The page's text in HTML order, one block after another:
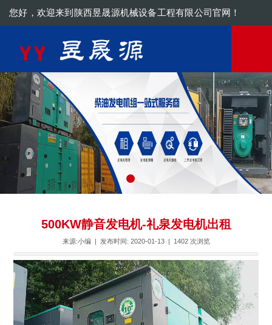
您好，欢迎来到陕西昱晟源机械设备工程有限公司官网！
500KW静音发电机-礼泉发电机出租
来源:小编 | 发布时间: 2020-01-13 | 1402 次浏览